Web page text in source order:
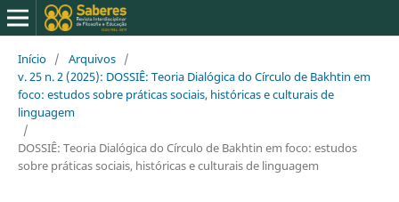
Início / Arquivos /
v. 25 n. 2 (2025): DOSSIÊ: Teoria Dialógica do Círculo de Bakhtin em
foco: estudos sobre práticas sociais, históricas e culturais de
linguagem
/
DOSSIÊ: Teoria Dialógica do Círculo de Bakhtin em foco: estudos
sobre práticas sociais, históricas e culturais de linguagem